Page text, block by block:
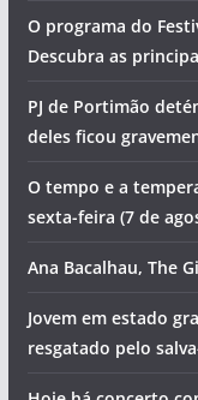
O programa do
Descubra as
PJ de Portimão
deles ficou
O tempo e a
sexta-feira (7 de
Ana Bacalhau, The
Jovem em estado
resgatado pelo